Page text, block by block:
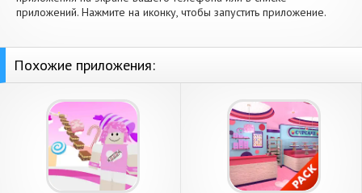
приложений. Нажмите на иконку, чтобы запустить приложение.
Похожие приложения: